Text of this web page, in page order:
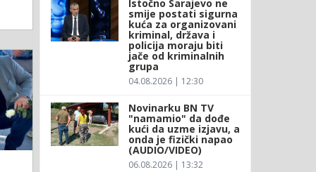
Istočno Sarajevo ne
smije postati sigurna
kuća za organizovani
kriminal, država i
policija moraju biti
jače od kriminalnih
grupa
04.08.2026 | 12:30
Novinarku BN TV
"namamio" da dođe
kući da uzme izjavu, a
onda je fizički napao
(AUDIO/VIDEO)
06.08.2026 | 13:32